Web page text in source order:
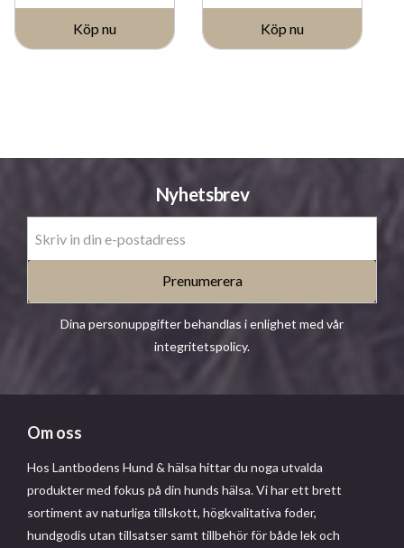
Nyhetsbrev
Prenumerera
Dina personuppgifter behandlas i enlighet med vår
integritetspolicy.
Om oss
Hos Lantbodens Hund & hälsa hittar du noga utvalda
produkter med fokus på din hunds hälsa. Vi har ett brett
sortiment av naturliga tillskott, högkvalitativa foder,
hundgodis utan tillsatser samt tillbehör för både lek och